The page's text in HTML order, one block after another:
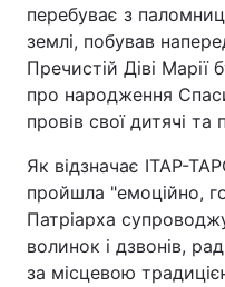
перебуває з
землі, побував
Пречистій Діві Марії
про народження
провів свої дитячі та
Як відзначає ІТАР-
пройшла "емоційно,
Патріарха
волинок і дзвонів,
за місцевою